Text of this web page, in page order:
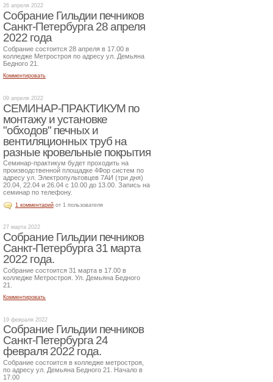
26 апреля 2022
Собрание Гильдии печников
Санкт-Петербурга 28 апреля
2022 года
Собрание состоится 28 апреля в 17.00 в
колледже Метростроя по адресу ул. Демьяна
Бедного 21.
Комментировать
09 апреля 2022
СЕМИНАР-ПРАКТИКУМ по
монтажу и установке
"обходов" печных и
вентиляционных труб на
разные кровельные покрытия
Семинар-практикум будет проходить на
производственной площадке 4Фор систем по
адресу ул. Электропультовцев 7АИ (три дня)
20.04, 22.04 и 26.04 с 10.00 до 13.00. Запись на
семинар по телефону.
1 комментарий от 1 пользователя
27 марта 2022
Собрание Гильдии печников
Санкт-Петербурга 31 марта
2022 года.
Собрание состоится 31 марта в 17.00 в
колледже Метростроя. Ул. Демьяна Бедного
21.
Комментировать
19 февраля 2022
Собрание Гильдии печников
Санкт-Петербурга 24
февраля 2022 года.
Собрание состоится в колледже метростроя,
по адресу ул. Демьяна Бедного 21. Начало в
17.00